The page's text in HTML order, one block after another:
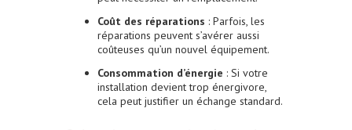
Coût des réparations : Parfois, les
réparations peuvent s’avérer aussi
coûteuses qu’un nouvel équipement.
Consommation d’énergie : Si votre
installation devient trop énergivore,
cela peut justifier un échange standard.